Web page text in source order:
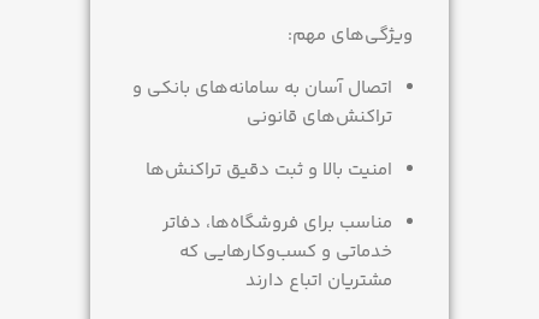
ویژگی‌های مهم:
اتصال آسان به سامانه‌های بانکی و
تراکنش‌های قانونی
امنیت بالا و ثبت دقیق تراکنش‌ها
مناسب برای فروشگاه‌ها، دفاتر
خدماتی و کسب‌وکارهایی که
مشتریان اتباع دارند